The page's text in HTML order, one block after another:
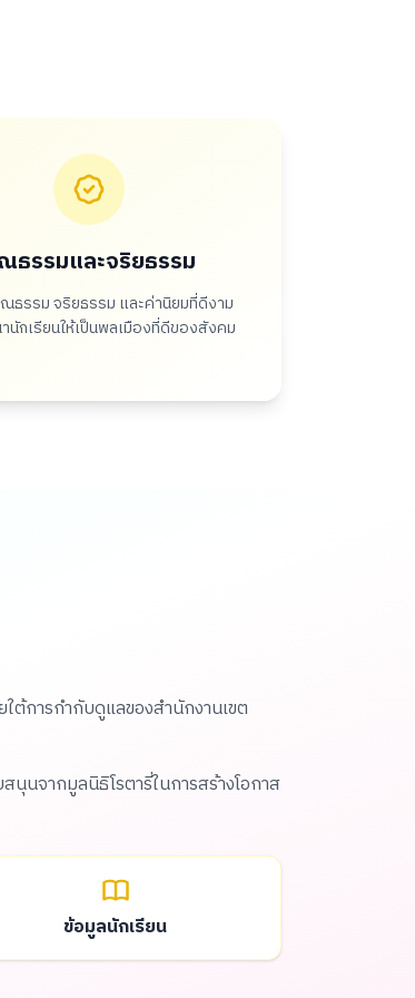
ธรรมและจริยธรรม
ธรรม จริยธรรม และค่านิยมที่ดีงาม
กเรียนให้เป็นพลเมืองที่ดีของสังคม
ต้การกำกับดูแลของสำนักงานเขต
นจากมูลนิธิโรตารี่ในการสร้างโอกาส
ข้อมูลนักเรียน